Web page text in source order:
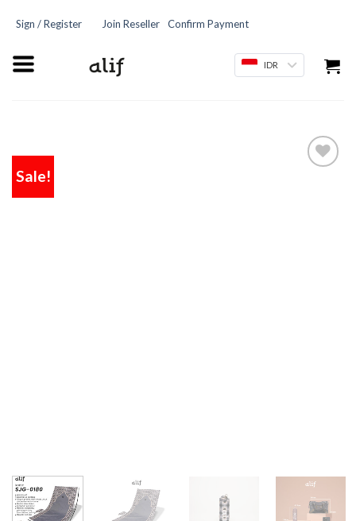
Sign / Register Join Reseller Confirm Payment
IDR
Sale!